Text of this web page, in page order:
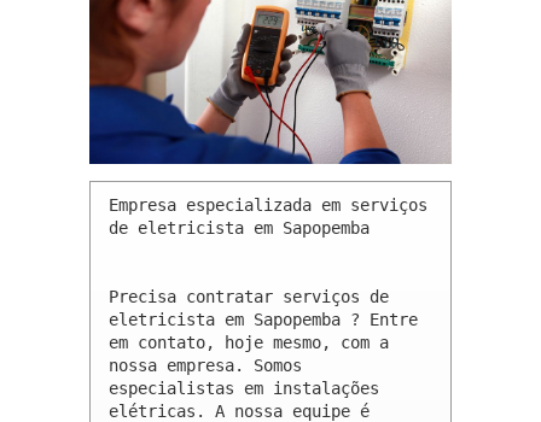
Empresa especializada em serviços
de eletricista em Sapopemba
Precisa contratar serviços de
eletricista em Sapopemba ? Entre
em contato, hoje mesmo, com a
nossa empresa. Somos
especialistas em instalações
elétricas. A nossa equipe é